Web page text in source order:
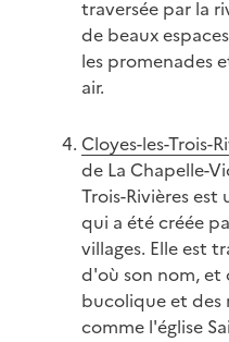
traversée par la
de beaux
les promenades
air.
Cloyes-les-Trois-
de La Chapelle-
Trois-Rivières
qui a été créée
villages. Elle est
d'où son nom, et
bucolique et des
comme l'église